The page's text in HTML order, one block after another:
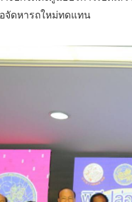
จัดหารถใหม่ทดแทน